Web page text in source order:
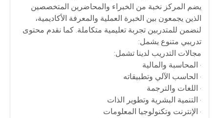
يضم المركز نخبة من الخبراء والمحاضرين المتخصصين
الذين يجمعون بين الخبرة العملية والمعرفة الأكاديمية،
لنضمن للمتدربين تجربة تعليمية متكاملة. كما نقدم محتوى
تدريبي متنوع يشمل:
مجالات التدريب لدينا تشمل:
• المحاسبة والمالية
• الحاسب الآلي وتطبيقاته
• اللغات والترجمة
• التنمية البشرية وتطوير الذات
• الإنترنت وتكنولوجيا المعلومات